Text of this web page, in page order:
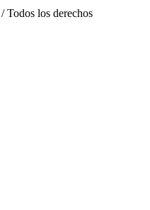
Todos los derechos